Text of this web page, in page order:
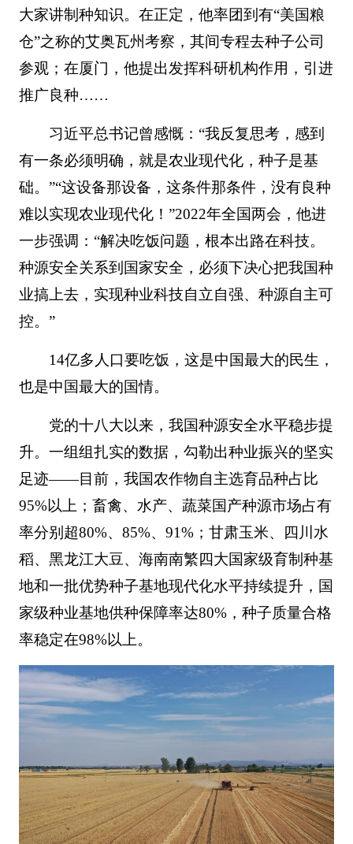
大家讲制种知识。在正定，他率团到有“美国粮
仓”之称的艾奥瓦州考察，其间专程去种子公司
参观；在厦门，他提出发挥科研机构作用，引进
推广良种……
习近平总书记曾感慨：“我反复思考，感到
有一条必须明确，就是农业现代化，种子是基
础。”“这设备那设备，这条件那条件，没有良种
难以实现农业现代化！”2022年全国两会，他进
一步强调：“解决吃饭问题，根本出路在科技。
种源安全关系到国家安全，必须下决心把我国种
业搞上去，实现种业科技自立自强、种源自主可
控。”
14亿多人口要吃饭，这是中国最大的民生，
也是中国最大的国情。
党的十八大以来，我国种源安全水平稳步提
升。一组组扎实的数据，勾勒出种业振兴的坚实
足迹——目前，我国农作物自主选育品种占比
95%以上；畜禽、水产、蔬菜国产种源市场占有
率分别超80%、85%、91%；甘肃玉米、四川水
稻、黑龙江大豆、海南南繁四大国家级育制种基
地和一批优势种子基地现代化水平持续提升，国
家级种业基地供种保障率达80%，种子质量合格
率稳定在98%以上。